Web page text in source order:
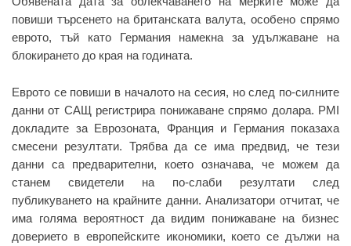
повиши търсенето на британската валута, особено спрямо
еврото, тъй като Германия намекна за удължаване на
блокирането до края на годината.
Еврото се повиши в началото на сесия, но след по-силните
данни от САЩ регистрира понижаване спрямо долара. PMI
докладите за Еврозоната, Франция и Германия показаха
смесени резултати. Трябва да се има предвид, че тези
данни са предварителни, което означава, че можем да
станем свидетели на по-слаби резултати след
публикуването на крайните данни. Анализатори отчитат, че
има голяма вероятност да видим понижаване на бизнес
доверието в европейските икономики, което се дължи на